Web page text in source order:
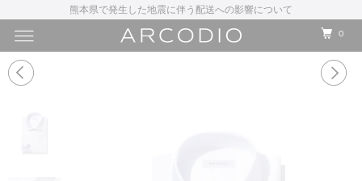
熊本県で発生した地震に伴う配送への影響について
0